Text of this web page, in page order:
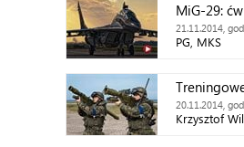
MiG-29:
21.11.2014,
PG, MKS
20.11.2014,
Krzysztof